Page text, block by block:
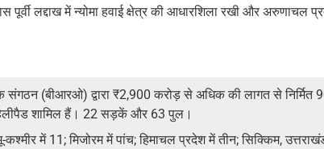
पूर्वी लद्दाख में न्योमा हवाई क्षेत्र की आधारशिला रखी और अरुणाचल
(बीआरओ) द्वारा ₹2,900 करोड़ से अधिक की लागत से निर्मित
हेलीपैड शामिल हैं। 22 सड़कें और 63 पुल।
में 11; मिजोरम में पांच; हिमाचल प्रदेश में तीन; सिक्किम,